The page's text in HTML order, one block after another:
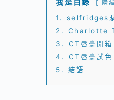
我是目錄 隱
1.
selfridges
2.
Charlotte
3.
CT唇膏開箱
4.
CT唇膏試色
5.
結語